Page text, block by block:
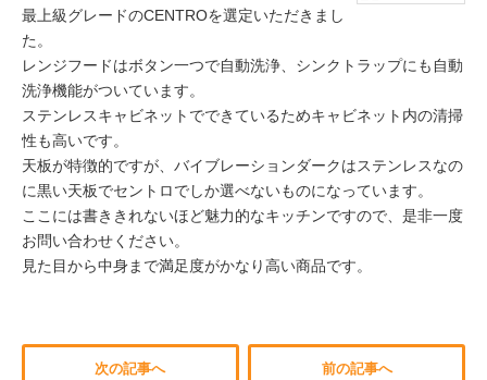
最上級グレードのCENTROを選定いただきまし
た。
レンジフードはボタン一つで自動洗浄、シンクトラップにも自動
洗浄機能がついています。
ステンレスキャビネットでできているためキャビネット内の清掃
性も高いです。
天板が特徴的ですが、バイブレーションダークはステンレスなの
に黒い天板でセントロでしか選べないものになっています。
ここには書ききれないほど魅力的なキッチンですので、是非一度
お問い合わせください。
見た目から中身まで満足度がかなり高い商品です。
次の記事へ 前の記事へ